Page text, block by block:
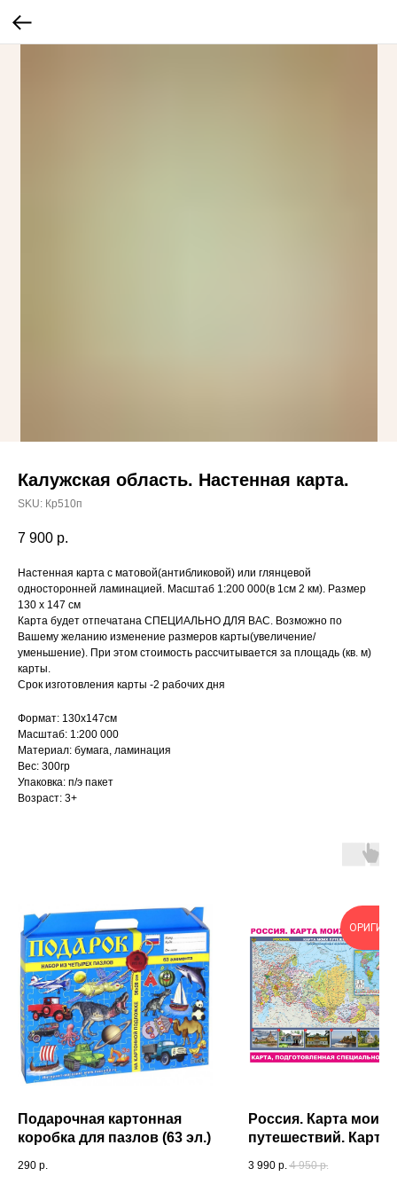
Калужская область. Настенная карта.
SKU: Кр510п
7 900 р.
Настенная карта с матовой(антибликовой) или глянцевой
односторонней ламинацией. Масштаб 1:200 000(в 1см 2 км). Размер
130 х 147 см
Карта будет отпечатана СПЕЦИАЛЬНО ДЛЯ ВАС. Возможно по
Вашему желанию изменение размеров карты(увеличение/
уменьшение). При этом стоимость рассчитывается за площадь (кв. м)
карты.
Срок изготовления карты -2 рабочих дня
Формат: 130х147см
Масштаб: 1:200 000
Материал: бумага, ламинация
Вес: 300гр
Упаковка: п/э пакет
Возраст: 3+
Подарочная картонная
коробка для пазлов (63 эл.)
290 р.
Россия. Карта моих
путешествий. Карта
специально для
3 990 р. 4 950 р.